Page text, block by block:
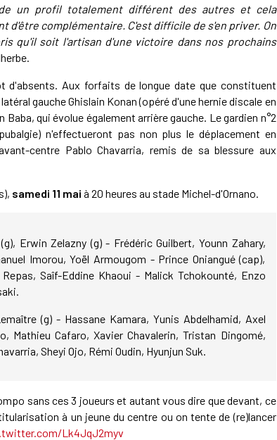
un profil totalement différent des autres et cela
d'être complémentaire. C'est difficile de s'en priver. On
qu'il soit l'artisan d'une victoire dans nos prochains
d'absents. Aux forfaits de longue date que constituent
gauche Ghislain Konan (opéré d'une hernie discale en
qui évolue également arrière gauche. Le gardien n°2
n'effectueront pas non plus le déplacement en
centre Pablo Chavarria, remis de sa blessure aux
samedi 11 mai à 20 heures au stade Michel-d'Ornano.
Erwin Zelazny (g) - Frédéric Guilbert, Younn Zahary,
Imorou, Yoël Armougom - Prince Oniangué (cap),
Saîf-Eddine Khaoui - Malick Tchokounté, Enzo
(g) - Hassane Kamara, Yunis Abdelhamid, Axel
Mathieu Cafaro, Xavier Chavalerin, Tristan Dingomé,
Sheyi Ojo, Rémi Oudin, Hyunjun Suk.
sans ces 3 joueurs et autant vous dire que devant, ce
à un jeune du centre ou on tente de (re)lancer
Lk4JqJ2myv